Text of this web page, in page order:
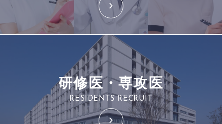
研修医・専攻医
RESIDENTS RECRUIT